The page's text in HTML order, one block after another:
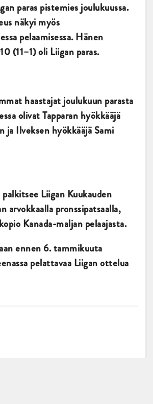
paras pistemies joulukuussa.
näkyi myös
pelaamisessa. Hänen
(11–1) oli Liigan paras.
haastajat joulukuun parasta
olivat Tapparan hyökkääjä
ja Ilveksen hyökkääjä Sami
Liigan Kuukauden
arvokkaalla pronssipatsaalla,
Kanada-maljan pelaajasta.
ennen 6. tammikuuta
pelattavaa Liigan ottelua